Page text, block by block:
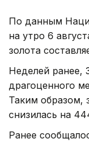
По данным
на утро 6
золота
Неделей ранее,
драгоценного
Таким образом,
снизилась на
Ранее